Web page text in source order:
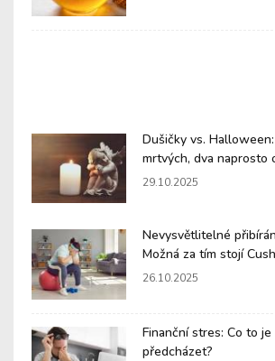
Dušičky vs.
mrtvých, dva naprosto
29.10.2025
Nevysvětlitelné
Možná za tím stojí
26.10.2025
Finanční stres: Co to je
předcházet?